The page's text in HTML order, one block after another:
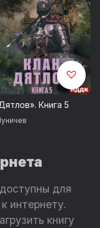
Книга 5
для
интернету.
книгу